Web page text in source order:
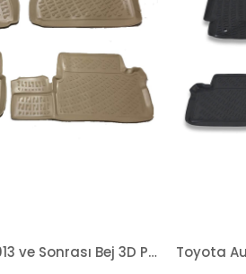
Toyota Auris 2013 ve Sonrası Bej 3D Paspas Takımı Bizymo